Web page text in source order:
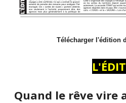
Télécharger l'édition
Quand le rêve vire